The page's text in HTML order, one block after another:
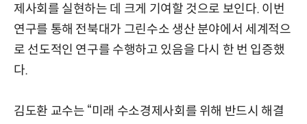
제사회를 실현하는 데 크게 기여할 것으로 보인다. 이번
연구를 통해 전북대가 그린수소 생산 분야에서 세계적으
로 선도적인 연구를 수행하고 있음을 다시 한 번 입증했
다.
김도환 교수는 “미래 수소경제사회를 위해 반드시 해결